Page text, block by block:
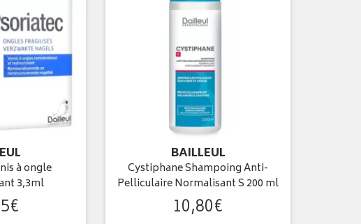
à ongle
3,3ml
€
BAILLEUL
Cystiphane Shampoing Anti-
Pelliculaire Normalisant S 200 ml
10,80€